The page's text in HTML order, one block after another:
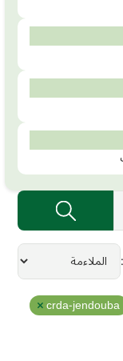
crda-jendouba